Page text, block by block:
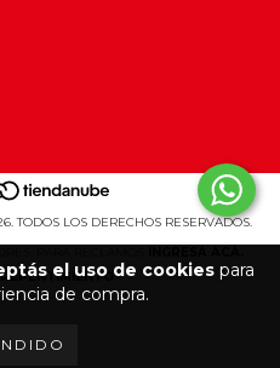
el uso de cookiespara
de compra.
TODOS LOS DERECHOS RESERVADOS.